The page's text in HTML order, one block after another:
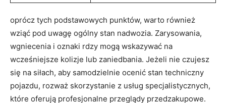
oprócz tych⁢ podstawowych punktów, warto również ​
wziąć pod ⁤uwagę⁣ ogólny⁤ stan nadwozia. Zarysowania,
wgniecenia i oznaki rdzy mogą wskazywać ⁢na
wcześniejsze kolizje lub zaniedbania. Jeżeli nie czujesz⁤
się ‍na siłach, aby⁣ samodzielnie ocenić stan techniczny
‍pojazdu, rozważ ​skorzystanie ⁣z usług specjalistycznych, ​
które oferują profesjonalne przeglądy‌ przedzakupowe.